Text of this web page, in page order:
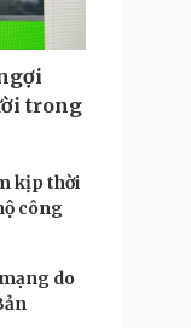
trong
kịp thời
công
do